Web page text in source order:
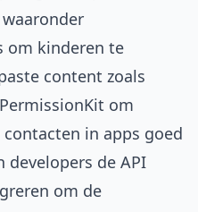
waaronder
om kinderen te
content zoals
om
in apps goed
developers de API
om de